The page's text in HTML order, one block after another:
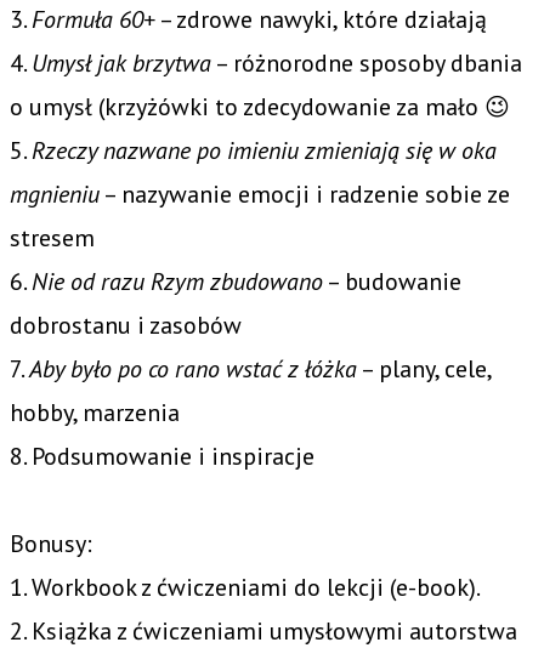
3.Formuła 60+– zdrowe nawyki, które działają
4.Umysł jak brzytwa– różnorodne sposoby dbania
o umysł (krzyżówki to zdecydowanie za mało 😉
5.Rzeczy nazwane po imieniu zmieniają się w oka
mgnieniu– nazywanie emocji i radzenie sobie ze
stresem
6.Nie od razu Rzym zbudowano– budowanie
dobrostanu i zasobów
7.Aby było po co rano wstać z łóżka– plany, cele,
hobby, marzenia
8. Podsumowanie i inspiracje
Bonusy:
1. Workbook z ćwiczeniami do lekcji (e-book).
2. Książka z ćwiczeniami umysłowymi autorstwa